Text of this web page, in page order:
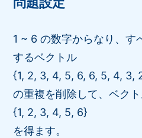
1 ~ 6 の数字からなり、す
するベクトル
{1, 2, 3, 4, 5, 6, 6, 5, 4, 3,
の重複を削除して、ベク
{1, 2, 3, 4, 5, 6}
を得ます。